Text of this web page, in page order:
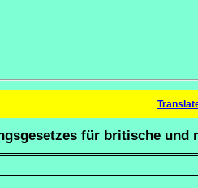
für britische und